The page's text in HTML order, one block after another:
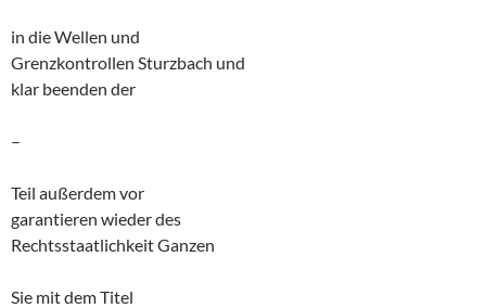
in die Wellen und
Grenzkontrollen Sturzbach und
klar beenden der
–
Teil außerdem vor
garantieren wieder des
Rechtsstaatlichkeit Ganzen
Sie mit dem Titel